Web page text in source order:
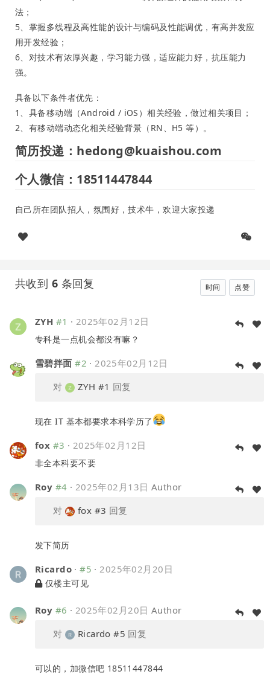
法；
5、掌握多线程及高性能的设计与编码及性能调优，有高并发应
用开发经验；
6、对技术有浓厚兴趣，学习能力强，适应能力好，抗压能力
强。
具备以下条件者优先：
1、具备移动端（Android / iOS）相关经验，做过相关项目；
2、有移动端动态化相关经验背景（RN、H5 等）。
简历投递：hedong@kuaishou.com
个人微信：18511447844
自己所在团队招人，氛围好，技术牛，欢迎大家投递
共收到 6 条回复 时间 点赞
ZYH #1 · 2025年02月12日
专科是一点机会都没有嘛？
雪碧拌面 #2 ·2025年02月12日
对
ZYH #1 回复
现在 IT 基本都要求本科学历了
fox #3 · 2025年02月12日
非全本科要不要
Roy #4 · 2025年02月13日 Author
对
fox #3 回复
发下简历
Ricardo ·#5 ·2025年02月20日
仅楼主可见
Roy #6 · 2025年02月20日 Author
对
Ricardo #5 回复
可以的，加微信吧 18511447844